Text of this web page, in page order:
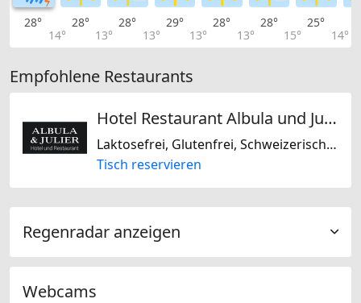
28°
14°
28°
13°
28°
13°
29°
13°
28°
13°
28°
15°
25°
14°
Empfohlene Restaurants
Hotel Restaurant Albula und Julier AG
Laktosefrei, Glutenfrei, Schweizerisch, Regional
Tisch reservieren
Regenradar anzeigen
Webcams